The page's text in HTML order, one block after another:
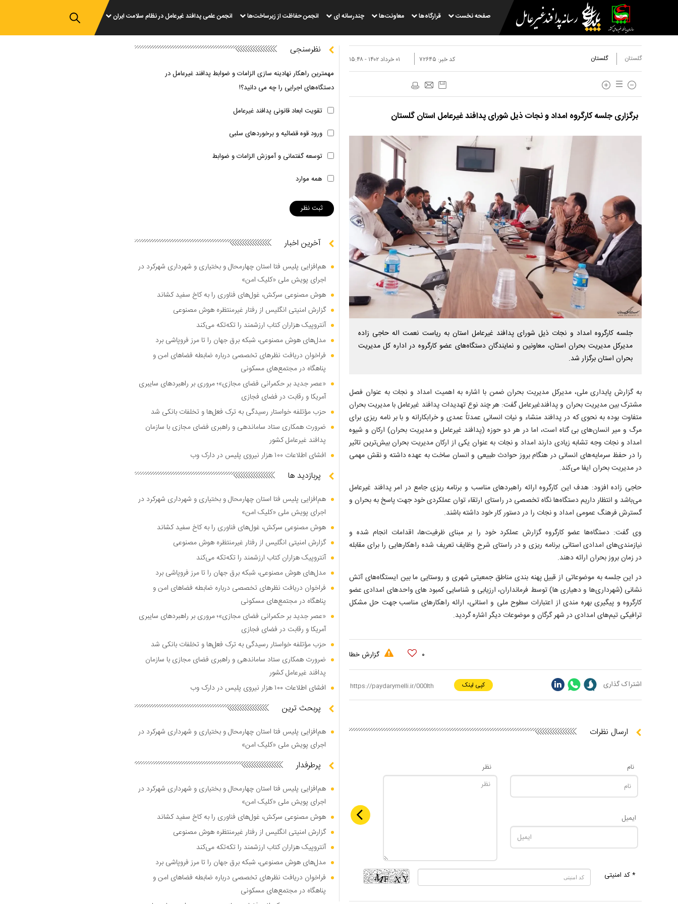
صفحه نخست قرارگاه‌ها معاونت‌ها چندرسانه ای انجمن حفاظت از زیرساخت‌ها انجمن علمی پدافند غیرعامل در نظام سلامت ایران
گلستان گلستان ۰۱ خرداد ۱۴۰۲ - ۱۵:۴۸ کد خبر: ۷۲۶۴۵
برگزاری جلسه کارگروه امداد و نجات ذیل شورای پدافند غیرعامل استان گلستان
جلسه کارگروه امداد و نجات ذیل شورای پدافند غیرعامل استان به ریاست نعمت اله حاجی زاده
مدیرکل مدیریت بحران استان، معاونین و نمایندگان دستگاه‌های عضو کارگروه در اداره کل مدیریت
بحران استان برگزار شد.
به گزارش پایداری ملی، مدیرکل مدیریت بحران ضمن با اشاره به اهمیت امداد و نجات به عنوان فصل
مشترک بین مدیریت بحران و پدافندغیرعامل گفت: هر چند نوع تهدیدات پدافند غیرعامل با مدیریت بحران
متفاوت بوده به نحوی که در پدافند منشاء و نیات انسانی عمدتاً عمدی و خرابکارانه و با بر نامه ریزی برای
مرگ و میر انسان‌های بی گناه است، اما در هر دو حوزه (پدافند غیرعامل و مدیریت بحران) ارکان و شیوه
امداد و نجات وجه تشابه زیادی دارند امداد و نجات به عنوان یکی از ارکان مدیریت بحران بیش‌ترین تاثیر
را در حفظ سرمایه‌های انسانی در هنگام بروز حوادث طبیعی و انسان ساخت به عهده داشته و نقش مهمی
در مدیریت بحران ایفا می‌کند.
حاجی زاده افزود: هدف این کارگروه ارائه راهبرد‌های مناسب و برنامه ریزی جامع در امر پدافند غیرعامل
می‌باشد و انتظار داریم دستگاه‌ها نگاه تخصصی در راستای ارتقاء توان عملکردی خود جهت پاسخ به بحران و
گسترش فرهنگ عمومی امداد و نجات را در دستور کار خود داشته باشند.
وی گفت: دستگاه‌ها عضو کارگروه گزارش عملکرد خود را بر مبنای ظرفیت‌ها، اقدامات انجام شده و
نیازمندی‌های امدادی استانی برنامه ریزی و در راستای شرح وظایف تعریف شده راهکار‌هایی را برای مقابله
در زمان بروز بحران ارائه دهند.
در این جلسه به موضوعاتی از قبیل پهنه بندی مناطق جمعیتی شهری و روستایی ما بین ایستگاه‌های آتش
نشانی (شهرداری‌ها و دهیاری ها) توسط فرمانداران، ارزیابی و شناسایی کمبود ها‌ی واحد‌های امدادی عضو
کارگروه و پیگیری بهره مندی از اعتبارات سطوح ملی و استانی، ارائه راهکار‌های مناسب جهت حل مشکل
ترافیکی تیم‌های امدادی در شهر گرگان و موضوعات دیگر اشاره گردید.
۰ گزارش خطا
اشتراک گذاری کپی لینک
ارسال نظرات
نام
ایمیل
نظر
* کد امنیتی
نظرسنجی
مهمترین راهکار نهادینه سازی الزامات و ضوابط پدافند غیرعامل در
دستگاه‌های اجرایی را چه می دانید؟!
تقویت ابعاد قانونی پدافند غیرعامل
ورود قوه قضائیه و برخوردهای سلبی
توسعه گفتمانی و آموزش الزامات و ضوابط
همه موارد
آخرین اخبار
هم‌افزایی پلیس فتا استان چهارمحال و بختیاری و شهرداری شهرکرد در
اجرای پویش ملی «کلیک امن»
هوش مصنوعی سرکش، غول‌های فناوری را به کاخ سفید کشاند
گزارش امنیتی انگلیس از رفتار غیرمنتظره هوش مصنوعی
آنتروپیک هزاران کتاب ارزشمند را تکه‌تکه می‌کند
مدل‌های هوش مصنوعی، شبکه برق جهان را تا مرز فروپاشی برد
فراخوان دریافت نظر‌های تخصصی درباره ضابطه فضا‌های امن و
پناهگاه در مجتمع‌های مسکونی
«عصر جدید بر حکمرانی فضای مجازی»؛ مروری بر راهبرد‌های سایبری
آمریکا و رقابت در فضای فجازی
حزب مؤتلفه خواستار رسیدگی به ترک فعل‌ها و تخلفات بانکی شد
ضرورت همکاری ستاد ساماندهی و راهبری فضای مجازی با سازمان
پدافند غیرعامل کشور
افشای اطلاعات ۱۰۰ هزار نیروی پلیس در دارک وب
پربازدید ها
هم‌افزایی پلیس فتا استان چهارمحال و بختیاری و شهرداری شهرکرد در
اجرای پویش ملی «کلیک امن»
هوش مصنوعی سرکش، غول‌های فناوری را به کاخ سفید کشاند
گزارش امنیتی انگلیس از رفتار غیرمنتظره هوش مصنوعی
آنتروپیک هزاران کتاب ارزشمند را تکه‌تکه می‌کند
مدل‌های هوش مصنوعی، شبکه برق جهان را تا مرز فروپاشی برد
فراخوان دریافت نظر‌های تخصصی درباره ضابطه فضا‌های امن و
پناهگاه در مجتمع‌های مسکونی
«عصر جدید بر حکمرانی فضای مجازی»؛ مروری بر راهبرد‌های سایبری
آمریکا و رقابت در فضای فجازی
حزب مؤتلفه خواستار رسیدگی به ترک فعل‌ها و تخلفات بانکی شد
ضرورت همکاری ستاد ساماندهی و راهبری فضای مجازی با سازمان
پدافند غیرعامل کشور
افشای اطلاعات ۱۰۰ هزار نیروی پلیس در دارک وب
پربحث ترین
هم‌افزایی پلیس فتا استان چهارمحال و بختیاری و شهرداری شهرکرد در
اجرای پویش ملی «کلیک امن»
پرطرفدار
هم‌افزایی پلیس فتا استان چهارمحال و بختیاری و شهرداری شهرکرد در
اجرای پویش ملی «کلیک امن»
هوش مصنوعی سرکش، غول‌های فناوری را به کاخ سفید کشاند
گزارش امنیتی انگلیس از رفتار غیرمنتظره هوش مصنوعی
آنتروپیک هزاران کتاب ارزشمند را تکه‌تکه می‌کند
مدل‌های هوش مصنوعی، شبکه برق جهان را تا مرز فروپاشی برد
فراخوان دریافت نظر‌های تخصصی درباره ضابطه فضا‌های امن و
پناهگاه در مجتمع‌های مسکونی